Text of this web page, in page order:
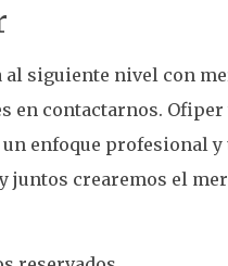
al siguiente nivel con
en contactarnos.
un enfoque profesional
juntos crearemos el